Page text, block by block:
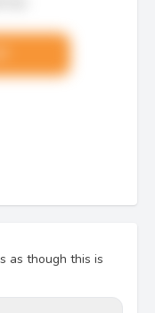
as though this is